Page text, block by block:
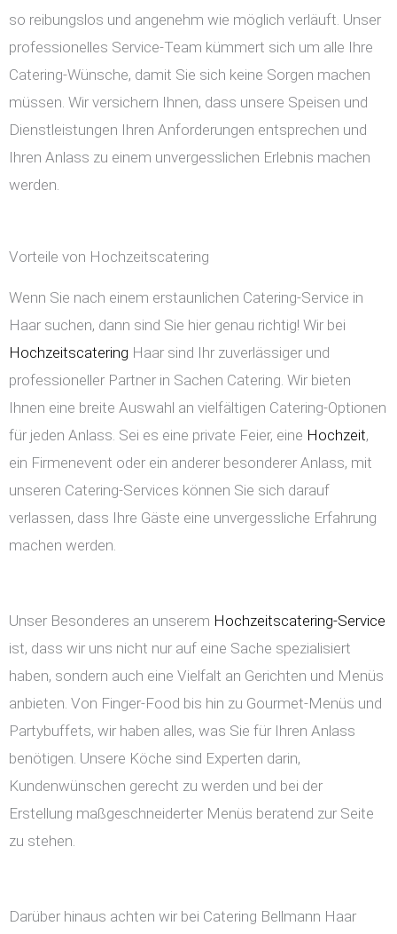
so reibungslos und angenehm wie möglich verläuft. Unser
professionelles Service-Team kümmert sich um alle Ihre
Catering-Wünsche, damit Sie sich keine Sorgen machen
müssen. Wir versichern Ihnen, dass unsere Speisen und
Dienstleistungen Ihren Anforderungen entsprechen und
Ihren Anlass zu einem unvergesslichen Erlebnis machen
werden.
Vorteile von Hochzeitscatering
Wenn Sie nach einem erstaunlichen Catering-Service in
Haar suchen, dann sind Sie hier genau richtig! Wir bei
Hochzeitscatering Haar sind Ihr zuverlässiger und
professioneller Partner in Sachen Catering. Wir bieten
Ihnen eine breite Auswahl an vielfältigen Catering-Optionen
für jeden Anlass. Sei es eine private Feier, eine Hochzeit,
ein Firmenevent oder ein anderer besonderer Anlass, mit
unseren Catering-Services können Sie sich darauf
verlassen, dass Ihre Gäste eine unvergessliche Erfahrung
machen werden.
Unser Besonderes an unserem Hochzeitscatering-Service
ist, dass wir uns nicht nur auf eine Sache spezialisiert
haben, sondern auch eine Vielfalt an Gerichten und Menüs
anbieten. Von Finger-Food bis hin zu Gourmet-Menüs und
Partybuffets, wir haben alles, was Sie für Ihren Anlass
benötigen. Unsere Köche sind Experten darin,
Kundenwünschen gerecht zu werden und bei der
Erstellung maßgeschneiderter Menüs beratend zur Seite
zu stehen.
Darüber hinaus achten wir bei Catering Bellmann Haar